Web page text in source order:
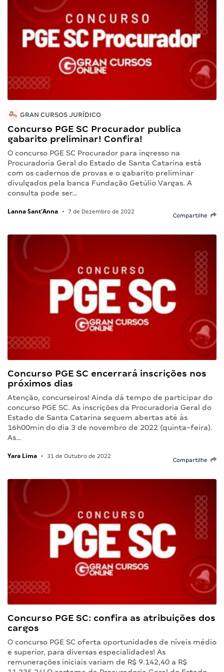
GRAN CURSOS JURÍDICO
Concurso PGE SC Procurador publica
gabarito preliminar! Confira!
O concurso PGE SC Procurador para ingresso na
Procuradoria Geral do Estado de Santa Catarina está
com os cadernos de provas e o gabarito preliminar
divulgados pela banca Fundação Getúlio Vargas. A
consulta pode ser…
Lanna Sant'Anna • 7 de Dezembro de 2022
Compartilhe
Concurso PGE SC encerrará inscrições nos
próximos dias
Atenção, concurseiros! Ainda dá tempo de participar do
concurso PGE SC. As inscrições da Procuradoria Geral do
Estado de Santa Catarina seguem abertas até às
16h00min do dia 3 de novembro de 2022 (quinta-feira).
As…
Yara Lima • 31 de Outubro de 2022
Compartilhe
Concurso PGE SC: confira as atribuições dos
cargos
O concurso PGE SC oferta oportunidades de níveis médio
e superior, para diversas especialidades! As
remunerações iniciais variam de R$ 9.142,40 a R$